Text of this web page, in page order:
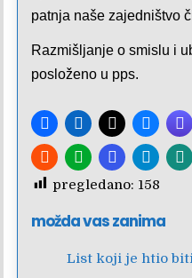
patnja naše zajedništvo
Razmišljanje o smislu i
posloženo u pps.
pregledano: 158
možda vas zanima
List koji je htio